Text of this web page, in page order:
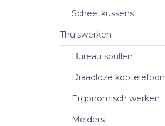
Scheetkussens
Thuiswerken
Bureau spullen
Draadloze koptelefoon
Ergonomisch werken
Melders